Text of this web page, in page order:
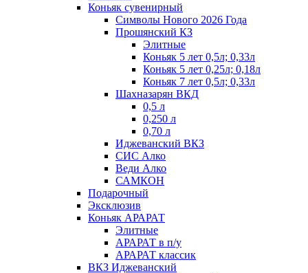
Коньяк сувенирный
Символы Нового 2026 Года
Прошянский КЗ
Элитные
Коньяк 5 лет 0,5л; 0,33л
Коньяк 5 лет 0,25л; 0,18л
Коньяк 7 лет 0,5л; 0,33л
Шахназарян ВКД
0,5 л
0,250 л
0,70 л
Иджеванский ВКЗ
СИС Алко
Веди Алко
САМКОН
Подарочный
Эксклюзив
Коньяк АРАРАТ
Элитные
АРАРАТ в п/у
АРАРАТ классик
ВКЗ Иджеванский